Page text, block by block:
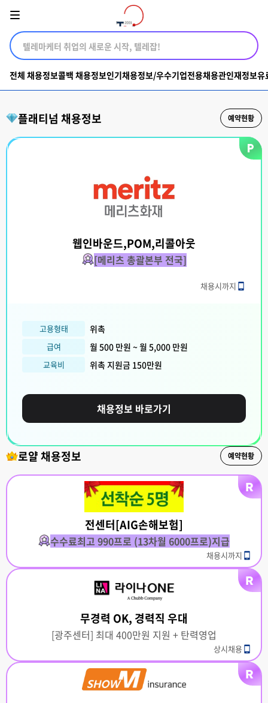
전체 채용정보콜백 채용정보인기채용정보/우수기업전용채용관인재정보유
플래티넘 채용정보 예약현황
웹인바운드,POM,리콜아웃
[메리츠 총괄본부 전국]
채용시까지
고용형태 위촉
급여 월 500 만원 ~ 월 5,000 만원
교육비 위촉 지원금 150만원
채용정보 바로가기
로얄 채용정보 예약현황
전센터[AIG손해보험]
수수료최고 990프로 (13차월 6000프로)지급
채용시까지
무경력 OK, 경력직 우대
[광주센터] 최대 400만원 지원 + 탄력영업
상시채용